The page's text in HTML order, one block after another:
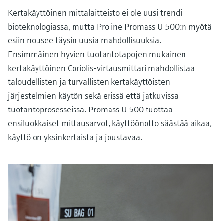
Kertakäyttöinen mittalaitteisto ei ole uusi trendi
bioteknologiassa, mutta Proline Promass U 500:n myötä
esiin nousee täysin uusia mahdollisuuksia.
Ensimmäinen hyvien tuotantotapojen mukainen
kertakäyttöinen Coriolis-virtausmittari mahdollistaa
taloudellisten ja turvallisten kertakäyttöisten
järjestelmien käytön sekä erissä että jatkuvissa
tuotantoprosesseissa. Promass U 500 tuottaa
ensiluokkaiset mittausarvot, käyttöönotto säästää aikaa,
käyttö on yksinkertaista ja joustavaa.